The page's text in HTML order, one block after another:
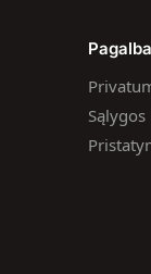
Pagalba